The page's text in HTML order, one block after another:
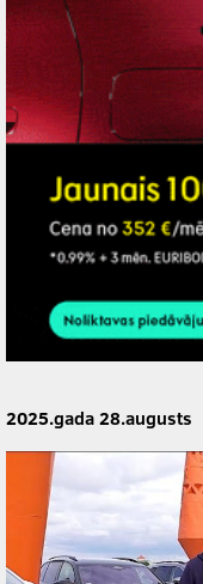
2025.gada 28.augusts